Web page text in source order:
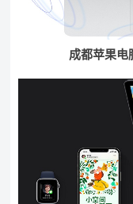
成都苹果电